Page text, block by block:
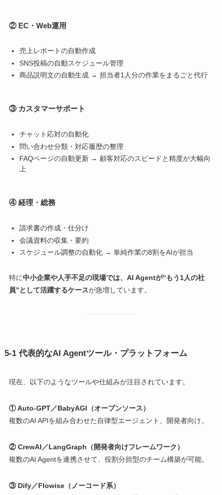
② EC・Web運用
売上レポートの自動作成
SNS投稿の自動スケジュール管理
商品説明文の自動生成 → 担当者1人分の作業をまるごと代行
③ カスタマーサポート
チャット応対の自動化
問い合わせ分類・対応履歴の整理
FAQページの自動更新 → 顧客対応のスピードと精度が大幅向
上
④ 経理・総務
請求書の作成・仕分け
会議資料の収集・要約
スケジュール調整の自動化 → 単純作業の8割をAIが担当
特に中小企業や人手不足の現場では、AI Agentが“もう1人の社
員”として活躍するケースが急増しています。
5-1 代表的なAI Agentツール・プラットフォーム
現在、以下のようなツールや仕組みが注目されています。
① Auto-GPT／BabyAGI（オープンソース）
複数のAI APIを組み合わせた自律型エージェント。開発者向け。
② CrewAI／LangGraph（開発者向けフレームワーク）
複数のAI Agentを連携させて、役割分担型のチーム構築が可能。
③ Dify／Flowise（ノーコード系）